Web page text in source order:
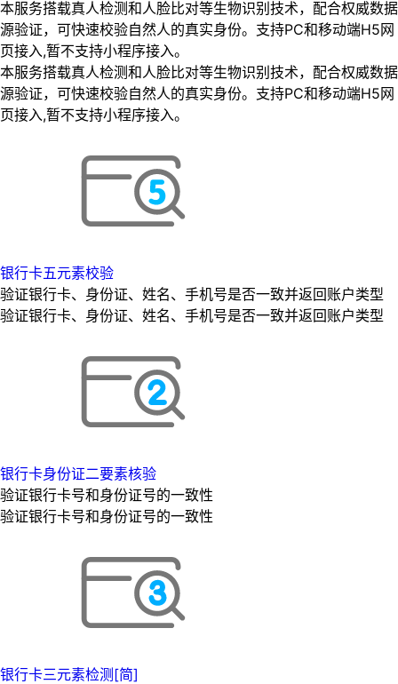
本服务搭载真人检测和人脸比对等生物识别技术，配合权威数据
源验证，可快速校验自然人的真实身份。支持PC和移动端H5网
页接入,暂不支持小程序接入。
本服务搭载真人检测和人脸比对等生物识别技术，配合权威数据
源验证，可快速校验自然人的真实身份。支持PC和移动端H5网
页接入,暂不支持小程序接入。
银行卡五元素校验
验证银行卡、身份证、姓名、手机号是否一致并返回账户类型
验证银行卡、身份证、姓名、手机号是否一致并返回账户类型
银行卡身份证二要素核验
验证银行卡号和身份证号的一致性
验证银行卡号和身份证号的一致性
银行卡三元素检测[简]